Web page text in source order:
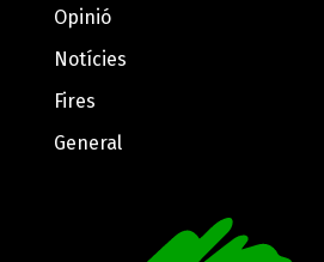
Opinió
Notícies
Fires
General